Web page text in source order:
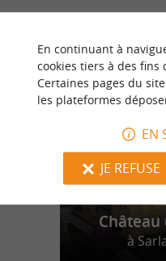
à
En continuant à
cookies tiers à des fins
Certaines pages du
les plateformes
EN
JE REFUSE